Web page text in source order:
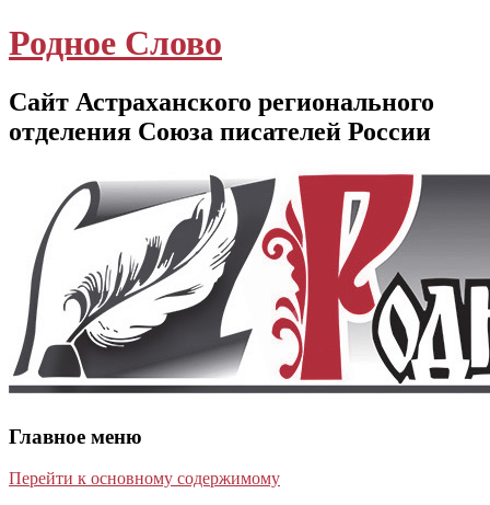
Родное Слово
Сайт Астраханского регионального
отделения Союза писателей России
Главное меню
Перейти к основному содержимому